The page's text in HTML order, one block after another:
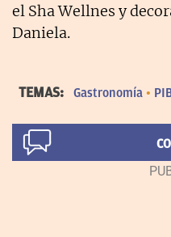
el Sha Wellnes y
Daniela.
TEMAS: Gastronomía